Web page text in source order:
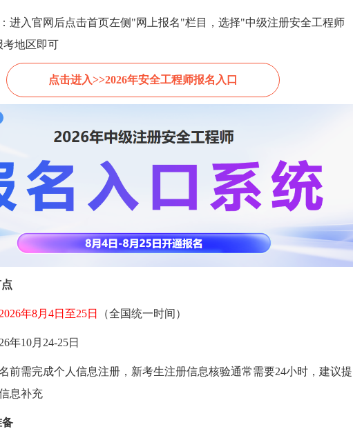
进入官网后点击首页左侧"网上报名"栏目，选择"中级注册安全工程师
考地区即可
点击进入>>2026年安全工程师报名入口
年8月4日至25日 （全国统一时间）
年10月24-25日
前需完成个人信息注册，新考生注册信息核验通常需要24小时，建议提
息补充
备